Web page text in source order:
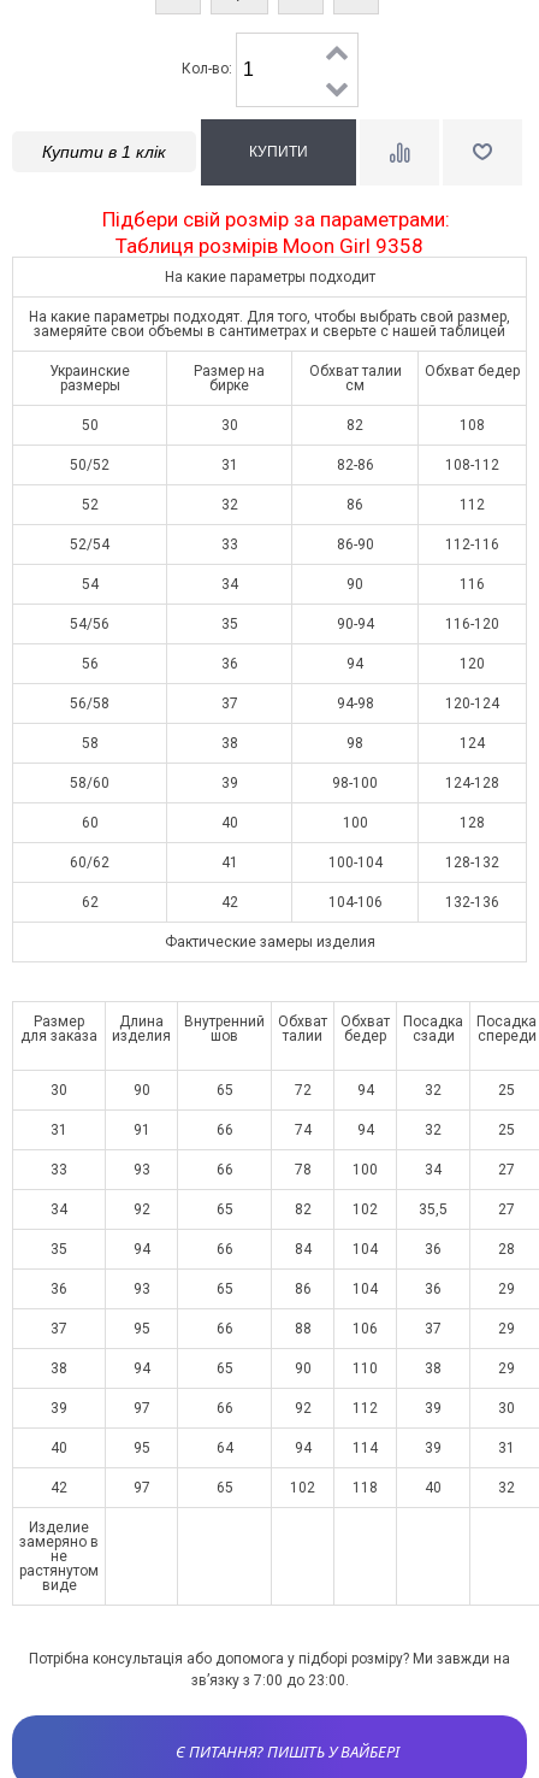
Кол-во:
Купити в 1 клік
Підбери свій розмір за параметрами:
Таблиця розмірів Moon Girl 9358
На какие параметры подходит
На какие параметры подходят. Для того, чтобы выбрать свой размер,
замеряйте свои объемы в сантиметрах и сверьте с нашей таблицей
Украинские
размеры
Размер на
бирке
Обхват талии
см
Обхват бедер
50 30 82 108
50/52 31 82-86 108-112
52 32 86 112
52/54 33 86-90 112-116
54 34 90 116
54/56 35 90-94 116-120
56 36 94 120
56/58 37 94-98 120-124
58 38 98 124
58/60 39 98-100 124-128
60 40 100 128
60/62 41 100-104 128-132
62 42 104-106 132-136
Фактические замеры изделия
Размер
для заказа
Длина
изделия
Внутренний
шов
Обхват
талии
Обхват
бедер
Посадка
сзади
Посадка
спереди
30 90 65 72 94 32 25
31 91 66 74 94 32 25
33 93 66 78 100 34 27
34 92 65 82 102 35,5 27
35 94 66 84 104 36 28
36 93 65 86 104 36 29
37 95 66 88 106 37 29
38 94 65 90 110 38 29
39 97 66 92 112 39 30
40 95 64 94 114 39 31
42 97 65 102 118 40 32
Изделие
замеряно в
не
растянутом
виде
Потрібна консультація або допомога у підборі розміру? Ми завжди на
зв’язку з 7:00 до 23:00.
Є ПИТАННЯ? ПИШІТЬ У ВАЙБЕРІ